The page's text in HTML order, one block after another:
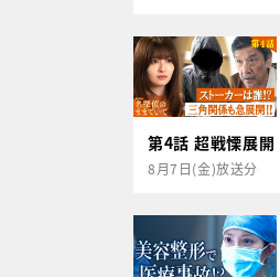
第4話 超戦慄展開
8月7日(金)放送分